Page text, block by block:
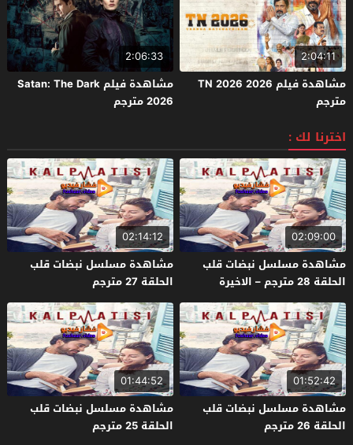
2:04:11
مشاهدة فيلم TN 2026 2026
مترجم
2:06:33
مشاهدة فيلم Satan: The Dark
2026 مترجم
اخترنا لك :
02:09:00
مشاهدة مسلسل نبضات قلب
الحلقة 28 مترجم – الاخيرة
02:14:12
مشاهدة مسلسل نبضات قلب
الحلقة 27 مترجم
01:52:42
مشاهدة مسلسل نبضات قلب
الحلقة 26 مترجم
01:44:52
مشاهدة مسلسل نبضات قلب
الحلقة 25 مترجم